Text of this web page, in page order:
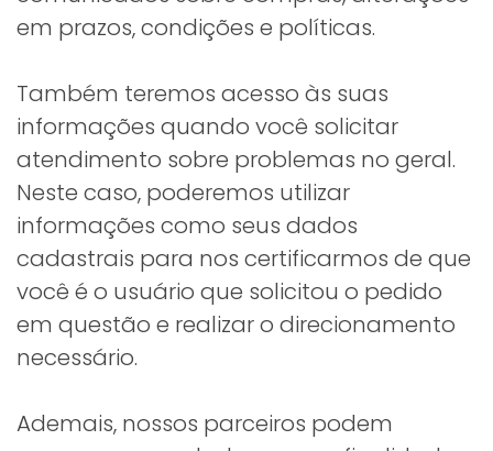
em prazos, condições e políticas.
Também teremos acesso às suas
informações quando você solicitar
atendimento sobre problemas no geral.
Neste caso, poderemos utilizar
informações como seus dados
cadastrais para nos certificarmos de que
você é o usuário que solicitou o pedido
em questão e realizar o direcionamento
necessário.
Ademais, nossos parceiros podem